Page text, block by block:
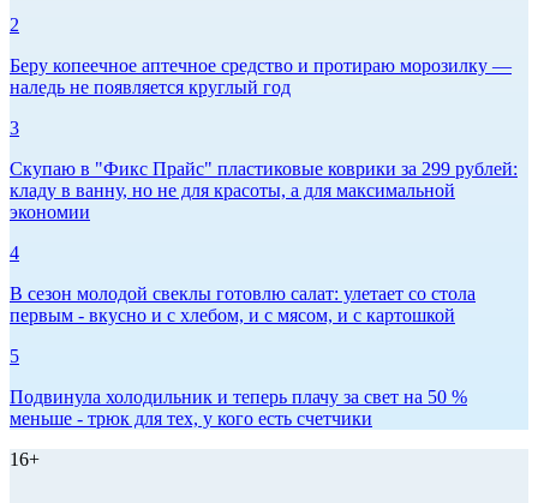
2
Беру копеечное аптечное средство и протираю морозилку —
наледь не появляется круглый год
3
Скупаю в "Фикс Прайс" пластиковые коврики за 299 рублей:
кладу в ванну, но не для красоты, а для максимальной
экономии
4
В сезон молодой свеклы готовлю салат: улетает со стола
первым - вкусно и с хлебом, и с мясом, и с картошкой
5
Подвинула холодильник и теперь плачу за свет на 50 %
меньше - трюк для тех, у кого есть счетчики
16+